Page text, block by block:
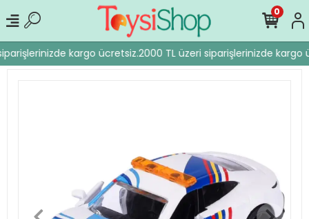
kargo ücretsiz.2000 TL üzeri siparişlerinizde kargo
0